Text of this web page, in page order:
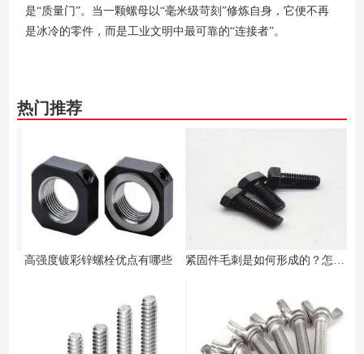
是“质量门”。当一颗螺母以“毫米级苛刻”修炼自身，它便不再
是冰冷的零件，而是工业文明中最可靠的“连接者”。
热门推荐
高强度镀彩锌螺栓优点有哪些 紧固件毛刺是如何形成的？怎么去除？